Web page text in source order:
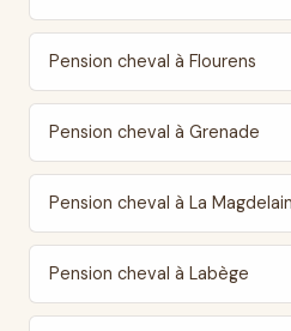
Pension cheval à Flourens
Pension cheval à Grenade
Pension cheval à La
Pension cheval à Labège